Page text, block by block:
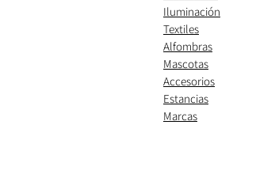
Iluminación
Textiles
Alfombras
Mascotas
Accesorios
Estancias
Marcas